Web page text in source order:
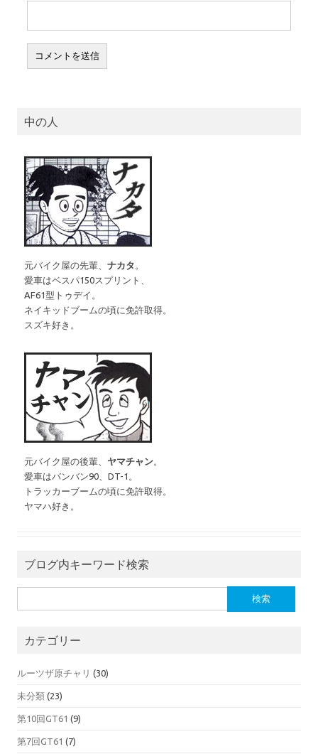
中の人
元バイク屋の先輩、 ナカタ 。
愛車はベスパ150スプリント、
AF61型トゥデイ。
ネイキッドブームの頃に免許取得。
スズキ好き。
元バイク屋の後輩、 ヤマチャン。
愛車はバンバン90、DT-1。
トラッカーブームの頃に免許取得。
ヤマハ好き。
ブログ内キーワード検索
カテゴリー
ルーツザ原チャリ (30)
未分類 (23)
第10回GT61 (9)
第7回GT61 (7)